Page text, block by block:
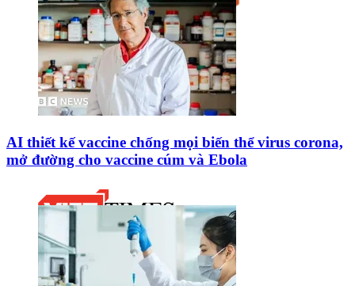
AI thiết kế vaccine chống mọi biến thể virus corona,
mở đường cho vaccine cúm và Ebola